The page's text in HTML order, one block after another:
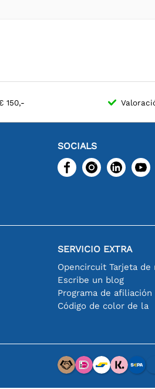
150,-
SOCIALS
SERVICIO EXTRA
Opencircuit Tarjeta de
Escribe un blog
Programa de afiliación
Código de color de la